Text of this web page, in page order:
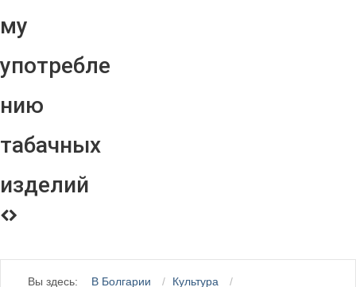
му
употребле
нию
табачных
изделий
Вы здесь: В Болгарии
Культура